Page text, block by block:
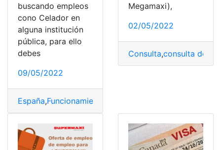
buscando empleos
cono Celador en
alguna institución
pública, para ello
debes
09/05/2022
España,Funcionamiento
Megamaxi),
02/05/2022
Consulta,consulta de